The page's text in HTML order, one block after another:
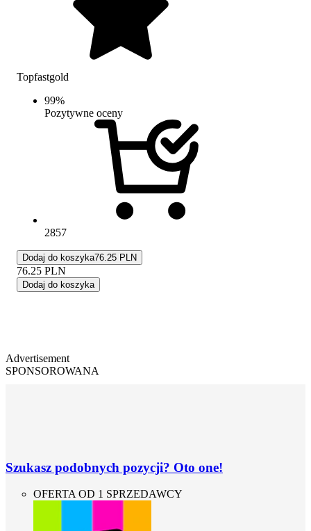
Topfastgold
99%
Pozytywne oceny
2857
Dodaj do koszyka76.25 PLN
76.25 PLN
Dodaj do koszyka
Advertisement
SPONSOROWANA
Szukasz podobnych pozycji? Oto one!
OFERTA OD 1 SPRZEDAWCY